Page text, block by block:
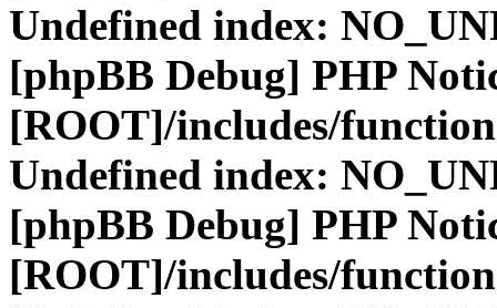
Undefined index:
[phpBB Debug] PHP
[ROOT]/includes/
Undefined index:
[phpBB Debug] PHP
[ROOT]/includes/